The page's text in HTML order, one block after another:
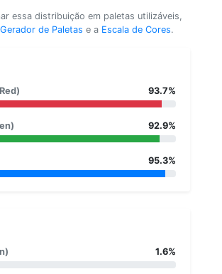
essa distribuição em paletas utilizáveis,
Gerador de Paletas e a Escala de Cores.
93.7%
92.9%
95.3%
1.6%